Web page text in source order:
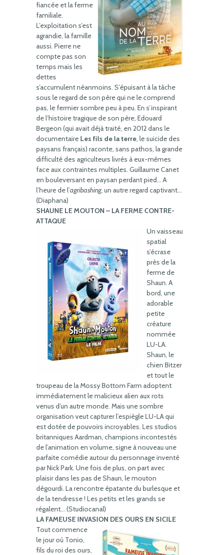
fiancée et la ferme
familiale.
L’exploitation s’est
agrandie, la famille
aussi. Pierre ne
compte pas son
temps mais les
dettes
s’accumulent néanmoins. S’épuisant à la tâche
sous le regard de son père qui ne le comprend
pas, le fermier sombre peu à peu. En s’inspirant
de l’histoire tragique de son père, Edouard
Bergeon (qui avait déjà traité, en 2012 dans le
documentaire Les fils de la terre, le suicide des
paysans français) raconte, sans pathos, la grande
difficulté des agriculteurs livrés à eux-mêmes
face aux contraintes multiples. Guillaume Canet
en bouleversant en paysan perdant pied… A
l’heure de l’agribashing, un autre regard captivant…
(Diaphana)
SHAUNE LE MOUTON – LA FERME CONTRE-
ATTAQUE
Un vaisseau
spatial
s’écrase
près de la
ferme de
Shaun. A
bord, une
adorable
petite
créature
nommée
LU-LA.
Shaun, le
chien Bitzer
et tout le
troupeau de la Mossy Bottom Farm adoptent
immédiatement le malicieux alien aux rots
venus d’un autre monde. Mais une sombre
organisation veut capturer l’espiègle LU-LA qui
est dotée de pouvoirs incroyables. Les studios
britanniques Aardman, champions incontestés
de l’animation en volume, signe à nouveau une
parfaite comédie autour du personnage inventé
par Nick Park. Une fois de plus, on part avec
plaisir dans les pas de Shaun, le mouton
dégourdi. La rencontre épatante du burlesque et
de la tendresse ! Les petits et les grands se
régalent… (Studiocanal)
LA FAMEUSE INVASION DES OURS EN SICILE
Tout commence
le jour où Tonio,
fils du roi des ours,